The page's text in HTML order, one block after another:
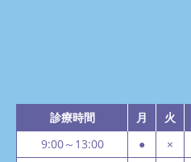
診療時間 月 火
9:00～13:00
● ×